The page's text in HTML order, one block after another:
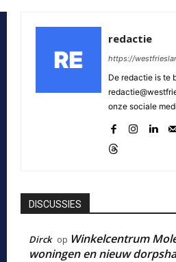
redactie
https://
De redactie is te
onze sociale
DISCUSSIES
Dirck op Winkelcentrum
woningen en nieuw